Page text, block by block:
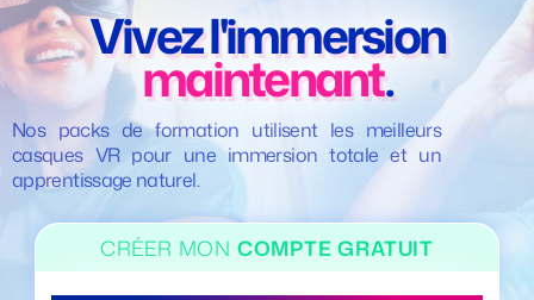
Vivez l'immersion
maintenant.
Nos packs de formation utilisent les meilleurs
casques VR pour une immersion totale et un
apprentissage naturel.
CRÉER MON COMPTE GRATUIT